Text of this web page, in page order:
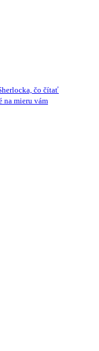
čo čítať
na mieru vám